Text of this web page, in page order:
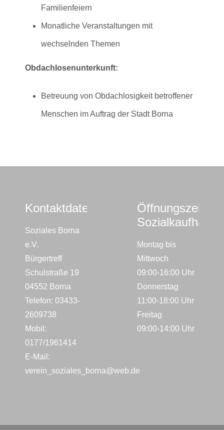
Familienfeiern
Monatliche Veranstaltungen mit
wechselnden Themen
Obdachlosenunterkunft:
Betreuung von Obdachlosigkeit betroffener
Menschen im Auftrag der Stadt Borna
Kontaktdaten
Soziales Borna
e.V.
Bürgertreff
Schulstraße 19
04552 Borna
Telefon: 03433-
2609738
Mobil:
0177/1961414
E-Mail:
verein_soziales_borna@web.de
Öffnungszeiten
Sozialkaufhaus
Montag bis
Mittwoch
09:00-16:00 Uhr
Donnerstag
11:00-18:00 Uhr
Freitag
09:00-14:00 Uhr